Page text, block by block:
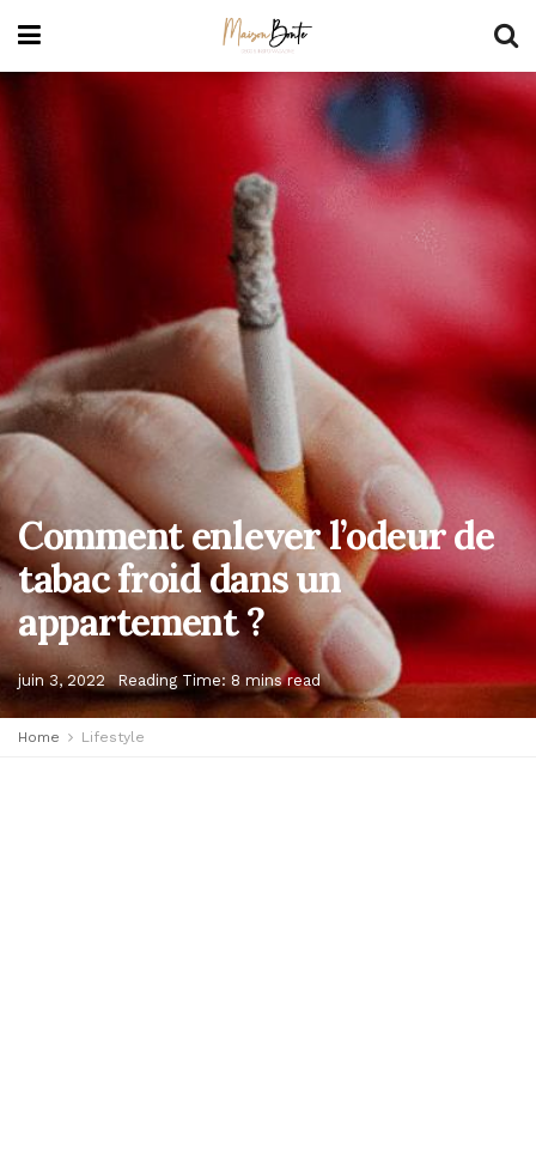
Comment enlever l’odeur de
tabac froid dans un
appartement ?
juin 3, 2022 Reading Time: 8 mins read
Home Lifestyle